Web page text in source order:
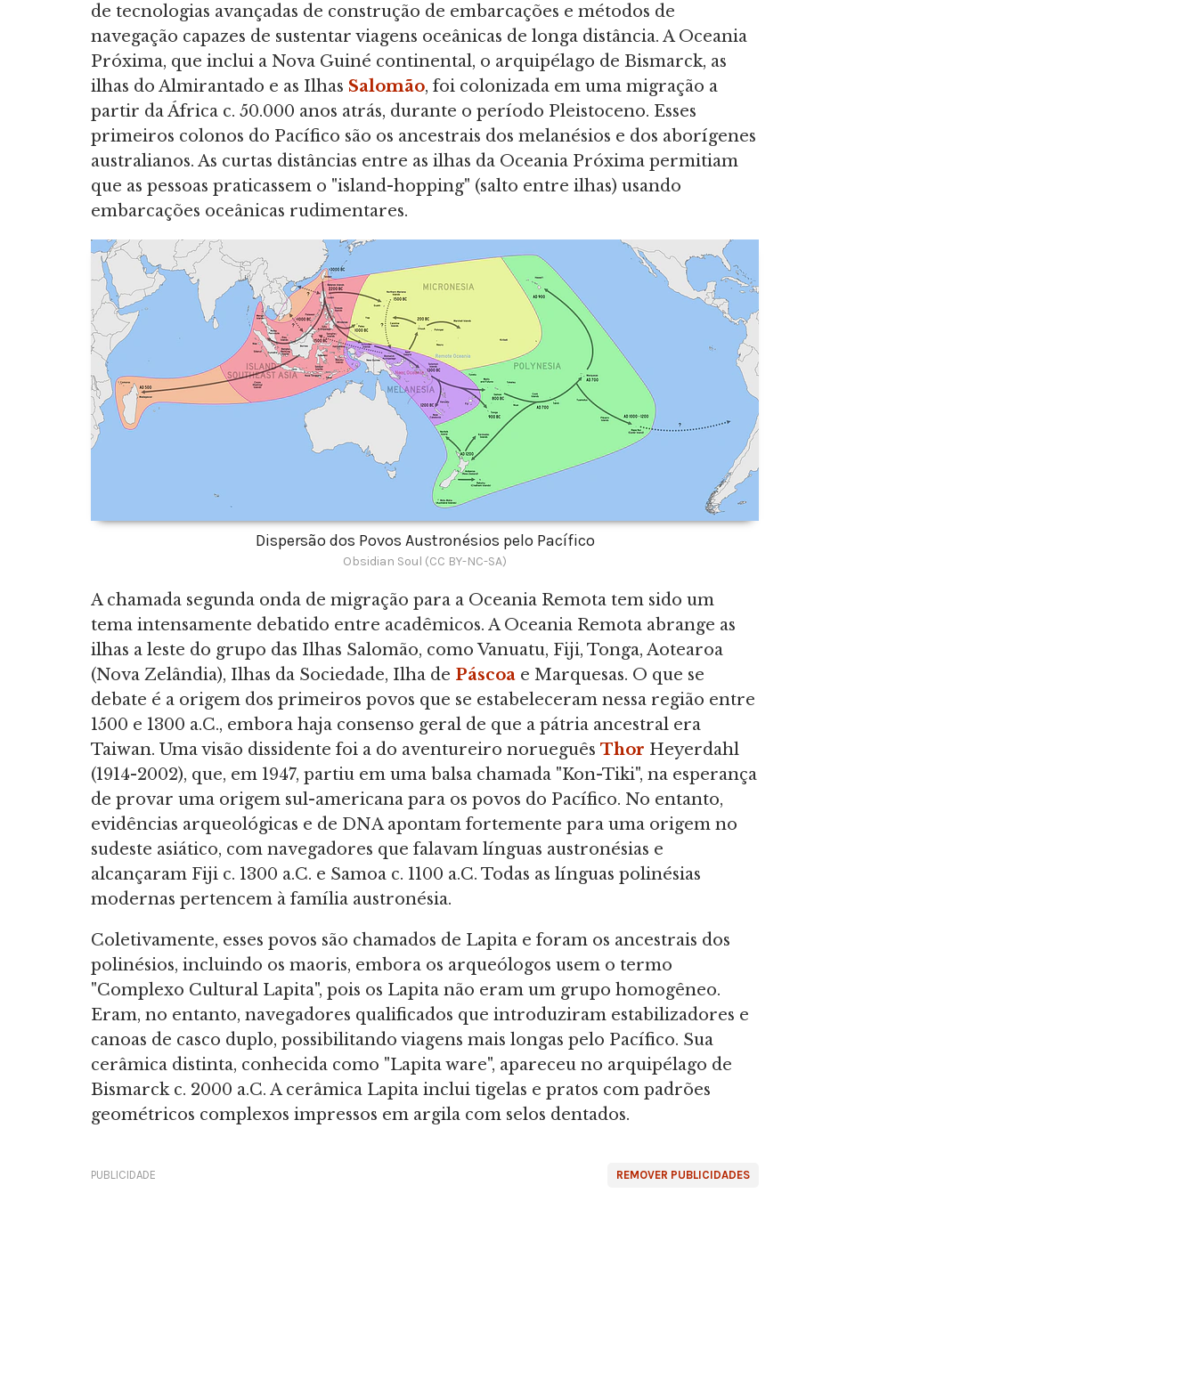
de tecnologias avançadas de construção de embarcações e métodos de
navegação capazes de sustentar viagens oceânicas de longa distância. A Oceania
Próxima, que inclui a Nova Guiné continental, o arquipélago de Bismarck, as
ilhas do Almirantado e as Ilhas Salomão, foi colonizada em uma migração a
partir da África c. 50.000 anos atrás, durante o período Pleistoceno. Esses
primeiros colonos do Pacífico são os ancestrais dos melanésios e dos aborígenes
australianos. As curtas distâncias entre as ilhas da Oceania Próxima permitiam
que as pessoas praticassem o "island-hopping" (salto entre ilhas) usando
embarcações oceânicas rudimentares.
Dispersão dos Povos Austronésios pelo Pacífico
Obsidian Soul (CC BY-NC-SA)
A chamada segunda onda de migração para a Oceania Remota tem sido um
tema intensamente debatido entre acadêmicos. A Oceania Remota abrange as
ilhas a leste do grupo das Ilhas Salomão, como Vanuatu, Fiji, Tonga, Aotearoa
(Nova Zelândia), Ilhas da Sociedade, Ilha de Páscoa e Marquesas. O que se
debate é a origem dos primeiros povos que se estabeleceram nessa região entre
1500 e 1300 a.C., embora haja consenso geral de que a pátria ancestral era
Taiwan. Uma visão dissidente foi a do aventureiro norueguês Thor Heyerdahl
(1914-2002), que, em 1947, partiu em uma balsa chamada "Kon-Tiki", na esperança
de provar uma origem sul-americana para os povos do Pacífico. No entanto,
evidências arqueológicas e de DNA apontam fortemente para uma origem no
sudeste asiático, com navegadores que falavam línguas austronésias e
alcançaram Fiji c. 1300 a.C. e Samoa c. 1100 a.C. Todas as línguas polinésias
modernas pertencem à família austronésia.
Coletivamente, esses povos são chamados de Lapita e foram os ancestrais dos
polinésios, incluindo os maoris, embora os arqueólogos usem o termo
"Complexo Cultural Lapita", pois os Lapita não eram um grupo homogêneo.
Eram, no entanto, navegadores qualificados que introduziram estabilizadores e
canoas de casco duplo, possibilitando viagens mais longas pelo Pacífico. Sua
cerâmica distinta, conhecida como "Lapita ware", apareceu no arquipélago de
Bismarck c. 2000 a.C. A cerâmica Lapita inclui tigelas e pratos com padrões
geométricos complexos impressos em argila com selos dentados.
REMOVER PUBLICIDADES
PUBLICIDADE